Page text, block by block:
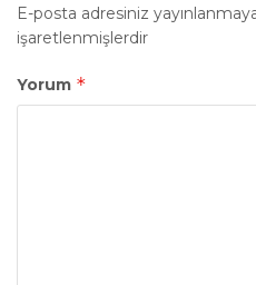
E-posta adresiniz
işaretlenmişlerdir
Yorum *